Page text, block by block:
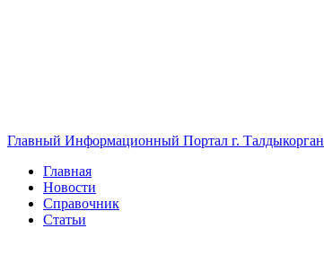
Главный Информационный Портал г. Талдыкорган
Главная
Новости
Справочник
Статьи